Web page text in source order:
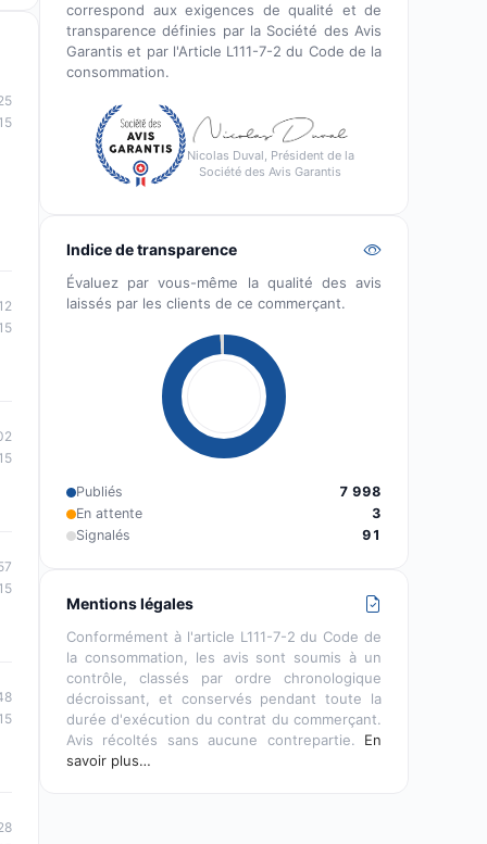
correspond aux exigences de qualité et de
transparence définies par la Société des Avis
Garantis et par l'Article L111-7-2 du Code de la
consommation.
Nicolas Duval, Président de la
Société des Avis Garantis
Indice de transparence
Évaluez par vous-même la qualité des avis
laissés par les clients de ce commerçant.
Publiés
7 998
En attente
3
Signalés
91
Mentions légales
Conformément à l'article L111-7-2 du Code de
la consommation, les avis sont soumis à un
contrôle, classés par ordre chronologique
décroissant, et conservés pendant toute la
durée d'exécution du contrat du commerçant.
Avis récoltés sans aucune contrepartie. En
savoir plus…